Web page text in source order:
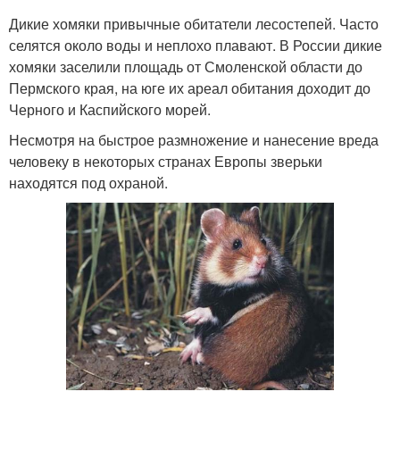
Дикие хомяки привычные обитатели лесостепей. Часто
селятся около воды и неплохо плавают. В России дикие
хомяки заселили площадь от Смоленской области до
Пермского края, на юге их ареал обитания доходит до
Черного и Каспийского морей.
Несмотря на быстрое размножение и нанесение вреда
человеку в некоторых странах Европы зверьки
находятся под охраной.